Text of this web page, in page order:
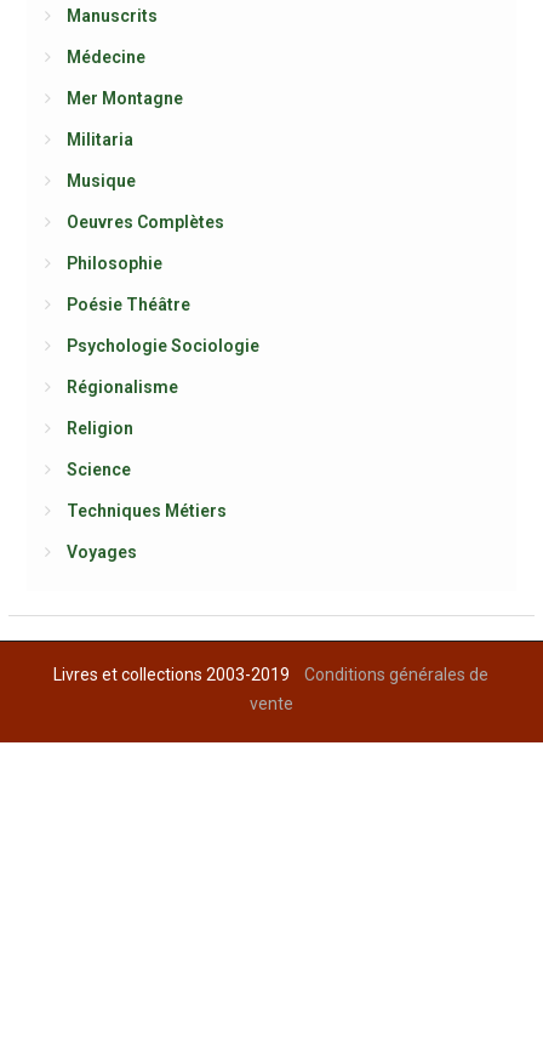
Manuscrits
Médecine
Mer Montagne
Militaria
Musique
Oeuvres Complètes
Philosophie
Poésie Théâtre
Psychologie Sociologie
Régionalisme
Religion
Science
Techniques Métiers
Voyages
Livres et collections 2003-2019Conditions générales de
vente